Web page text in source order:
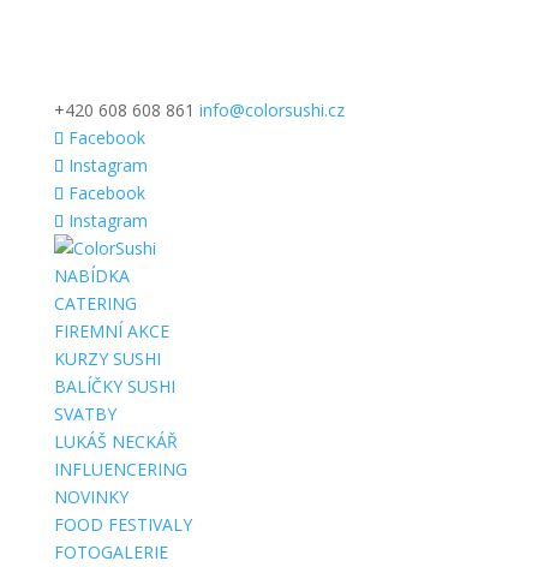
+420 608 608 861 info@colorsushi.cz
Facebook
Instagram
Facebook
Instagram
NABÍDKA
CATERING
FIREMNÍ AKCE
KURZY SUSHI
BALÍČKY SUSHI
SVATBY
LUKÁŠ NECKÁŘ
INFLUENCERING
NOVINKY
FOOD FESTIVALY
FOTOGALERIE